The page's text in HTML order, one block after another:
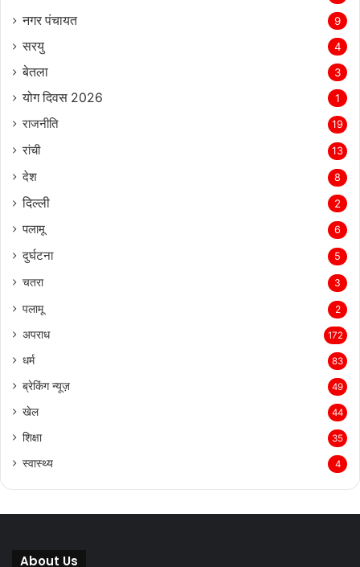
गारू 24
सरस्‍वती विद्या मंदिर 20
मनिका 11
नगर पंचायत 9
सरयु 4
बेतला 3
योग दिवस 2026 1
राजनीति 19
रांची 13
देश 8
दिल्‍ली 2
पलामू 6
दुर्घटना 5
चतरा 3
पलामू 2
अपराध 172
धर्म 83
ब्रेकिंग न्यूज़ 49
शिक्षा 35